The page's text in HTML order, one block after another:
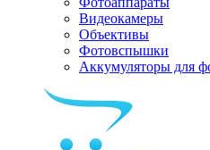
Видеокамеры
Объективы
Фотовспышки
Аккумуляторы для